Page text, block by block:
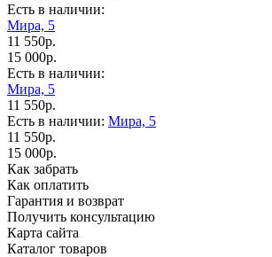
Есть в наличии:
Мира, 5
11 550р.
15 000р.
Есть в наличии:
Мира, 5
11 550р.
Есть в наличии: Мира, 5
11 550р.
15 000р.
Как забрать
Как оплатить
Гарантия и возврат
Получить консультацию
Карта сайта
Каталог товаров